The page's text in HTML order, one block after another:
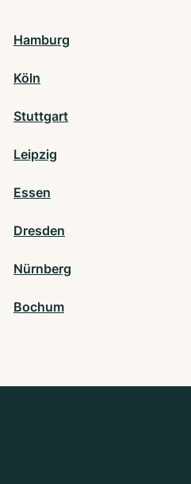
Hamburg
Köln
Stuttgart
Leipzig
Essen
Dresden
Nürnberg
Bochum